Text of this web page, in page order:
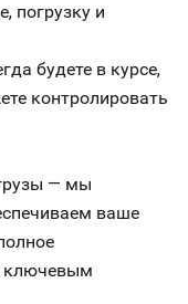
погрузку и
будете в курсе,
контролировать
— мы
ваше
ключевым